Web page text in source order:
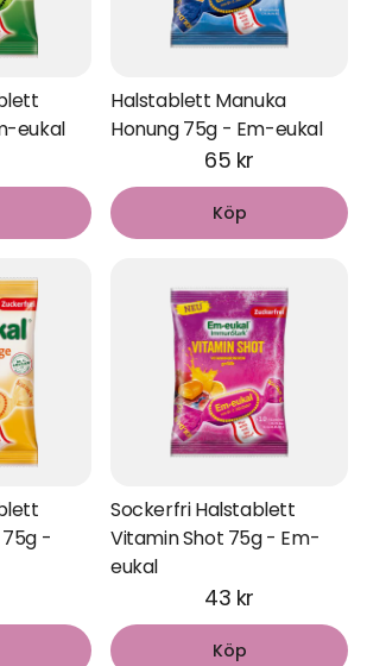
eukal
Halstablett Manuka
Honung 75g - Em-eukal
65 kr
Köp
-
Sockerfri Halstablett
Vitamin Shot 75g - Em-
eukal
43 kr
Köp